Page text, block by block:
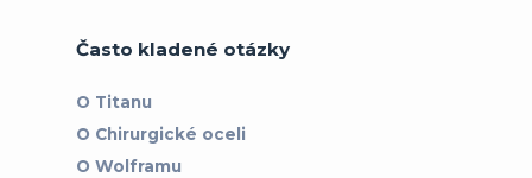
Často kladené otázky
O Titanu
O Chirurgické oceli
O Wolframu